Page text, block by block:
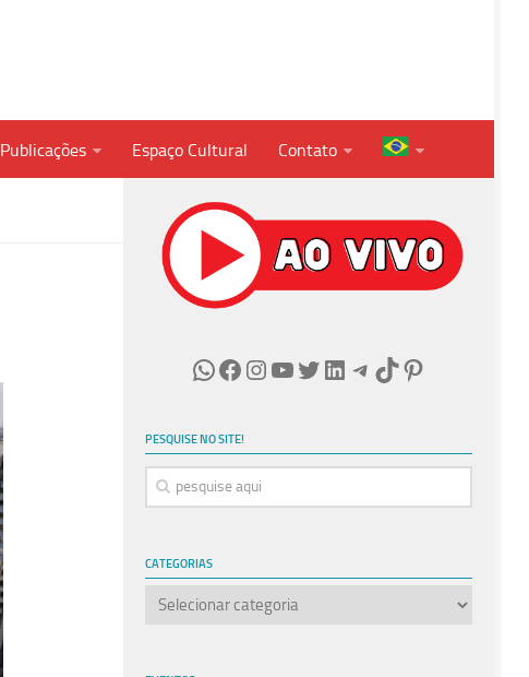
Publicações Espaço Cultural Contato
WhatsApp
Facebook
Instagram
Youtube
Twitter
LinkedIn
Telegram
TikTokPinterest
PESQUISE NO SITE!
CATEGORIAS
Categorias